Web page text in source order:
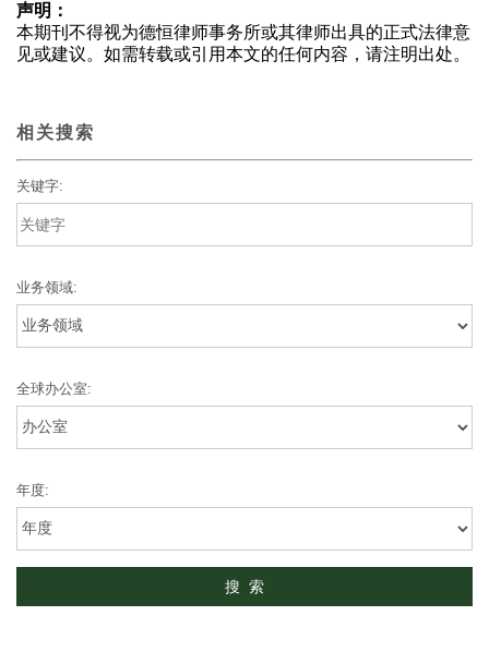
声明：
本期刊不得视为德恒律师事务所或其律师出具的正式法律意
见或建议。如需转载或引用本文的任何内容，请注明出处。
相关搜索
关键字:
业务领域:
全球办公室:
年度: